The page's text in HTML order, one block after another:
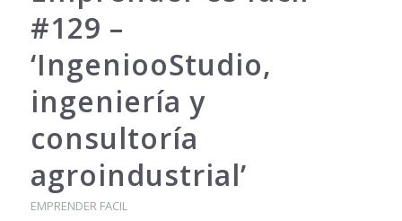
#129 –
‘IngeniooStudio,
ingeniería y
consultoría
agroindustrial’
EMPRENDER FACIL